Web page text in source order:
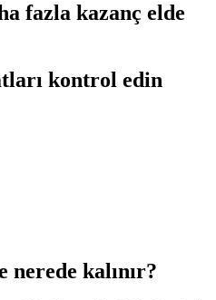
fazla kazanç elde
kontrol edin
nerede kalınır?